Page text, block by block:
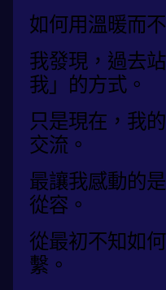
如何用溫暖而
我發現，過去
我」的方式。
只是現在，我
交流。
最讓我感動的
從容。
從最初不知如
繫。